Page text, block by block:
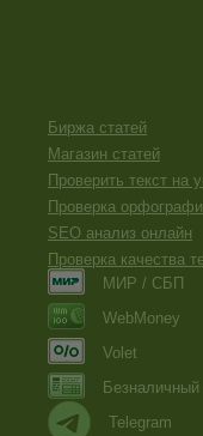
Биржа статей
Магазин статей
Проверить текст на
Проверка
SEO анализ онлайн
Проверка качества
МИР / СБП
WebMoney
Volet
Telegram